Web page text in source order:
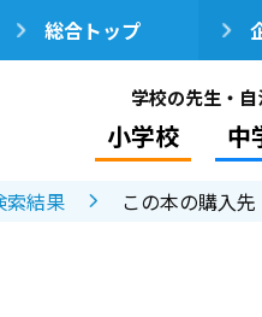
総合トップ
学校の先生・
小学校 中
索結果 この本の購入先